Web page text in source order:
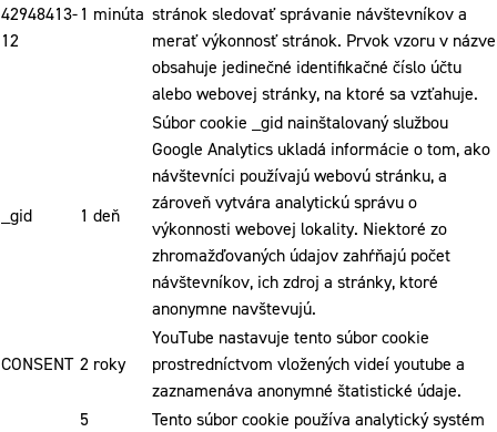
42948413-
12
1 minúta stránok sledovať správanie návštevníkov a
merať výkonnosť stránok. Prvok vzoru v názve
obsahuje jedinečné identifikačné číslo účtu
alebo webovej stránky, na ktoré sa vzťahuje.
_gid 1 deň
Súbor cookie _gid nainštalovaný službou
Google Analytics ukladá informácie o tom, ako
návštevníci používajú webovú stránku, a
zároveň vytvára analytickú správu o
výkonnosti webovej lokality. Niektoré zo
zhromažďovaných údajov zahŕňajú počet
návštevníkov, ich zdroj a stránky, ktoré
anonymne navštevujú.
CONSENT 2 roky
YouTube nastavuje tento súbor cookie
prostredníctvom vložených videí youtube a
zaznamenáva anonymné štatistické údaje.
5
Tento súbor cookie používa analytický systém